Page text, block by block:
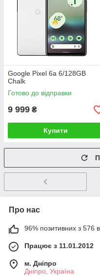
Google Pixel 6a 6/128GB
Chalk
Готово до відправки
9 999 ₴
Купити
Про нас
96% позитивних з 576
Працює з 11.01.2012
м. Дніпро
Дніпро, Україна